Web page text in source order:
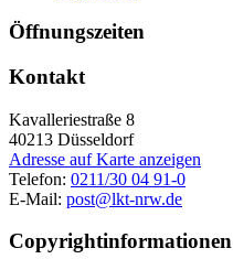
Öffnungszeiten
Kontakt
Kavalleriestraße 8
40213 Düsseldorf
Adresse auf Karte anzeigen
Telefon: 0211/30 04 91-0
E-Mail: post@lkt-nrw.de
Copyrightinformationen